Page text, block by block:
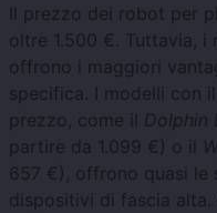
Il prezzo dei robot per
oltre 1.500 €. Tuttavia, i
offrono i maggiori
specifica. I modelli con
prezzo, come il Dolphin
partire da 1.099 €) o il
657 €), offrono quasi le
dispositivi di fascia